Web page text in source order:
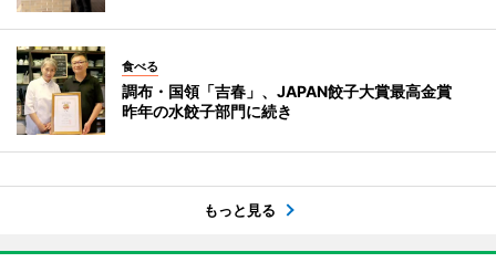
食べる
調布・国領「吉春」、JAPAN餃子大賞最高金賞
昨年の水餃子部門に続き
もっと見る